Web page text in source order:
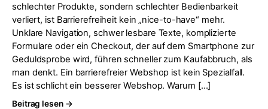
schlechter Produkte, sondern schlechter Bedienbarkeit
verliert, ist Barrierefreiheit kein „nice-to-have“ mehr.
Unklare Navigation, schwer lesbare Texte, komplizierte
Formulare oder ein Checkout, der auf dem Smartphone zur
Geduldsprobe wird, führen schneller zum Kaufabbruch, als
man denkt. Ein barrierefreier Webshop ist kein Spezialfall.
Es ist schlicht ein besserer Webshop. Warum […]
Beitrag lesen →